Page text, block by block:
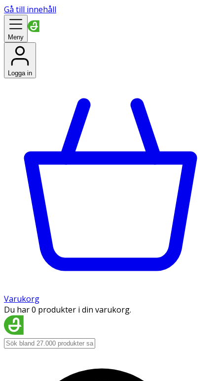
Gå till innehåll
Meny
Logga in
Varukorg
Du har 0 produkter i din varukorg.